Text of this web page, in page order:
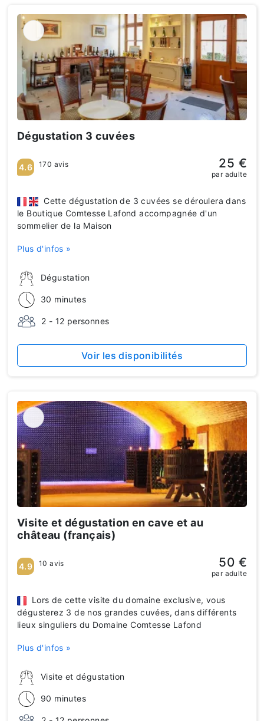
Dégustation 3 cuvées
Dégustation
30 minutes
2 - 12 personnes
Cette dégustation de 3 cuvées se déroulera dans
le Boutique Comtesse Lafond accompagnée d'un
sommelier de la Maison
Plus d'infos »
4.6 170 avis 25 €
par adulte
Voir les disponibilités
Visite et dégustation en cave et au
château (français)
Visite et dégustation
90 minutes
Lors de cette visite du domaine exclusive, vous
dégusterez 3 de nos grandes cuvées, dans différents
lieux singuliers du Domaine Comtesse Lafond
Plus d'infos »
4.9 10 avis 50 €
par adulte